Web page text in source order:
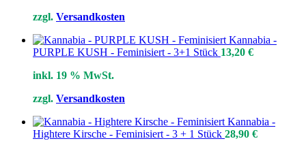
zzgl. Versandkosten
Kannabia -
PURPLE KUSH - Feminisiert - 3+1 Stück 13,20 €
inkl. 19 % MwSt.
zzgl. Versandkosten
Kannabia -
Hightere Kirsche - Feminisiert - 3 + 1 Stück 28,90 €